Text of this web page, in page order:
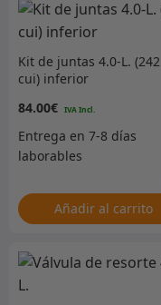
Kit de juntas 4.0-L. (242
cui) inferior
84.00€
Añadir al carrito